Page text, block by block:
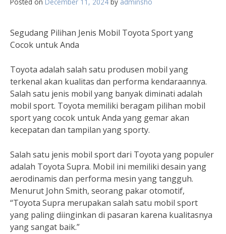
Segudang Pilihan Jenis Mobil Toyota Sport yang
Cocok untuk Anda
Toyota adalah salah satu produsen mobil yang
terkenal akan kualitas dan performa kendaraannya.
Salah satu jenis mobil yang banyak diminati adalah
mobil sport. Toyota memiliki beragam pilihan mobil
sport yang cocok untuk Anda yang gemar akan
kecepatan dan tampilan yang sporty.
Salah satu jenis mobil sport dari Toyota yang populer
adalah Toyota Supra. Mobil ini memiliki desain yang
aerodinamis dan performa mesin yang tangguh.
Menurut John Smith, seorang pakar otomotif,
“Toyota Supra merupakan salah satu mobil sport
yang paling diinginkan di pasaran karena kualitasnya
yang sangat baik.”